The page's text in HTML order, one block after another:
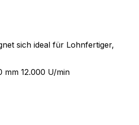
sich ideal für Lohnfertiger,
mm 12.000 U/min